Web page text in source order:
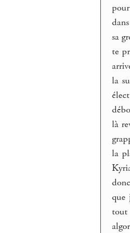
sa
te
la
là
la
que
tout